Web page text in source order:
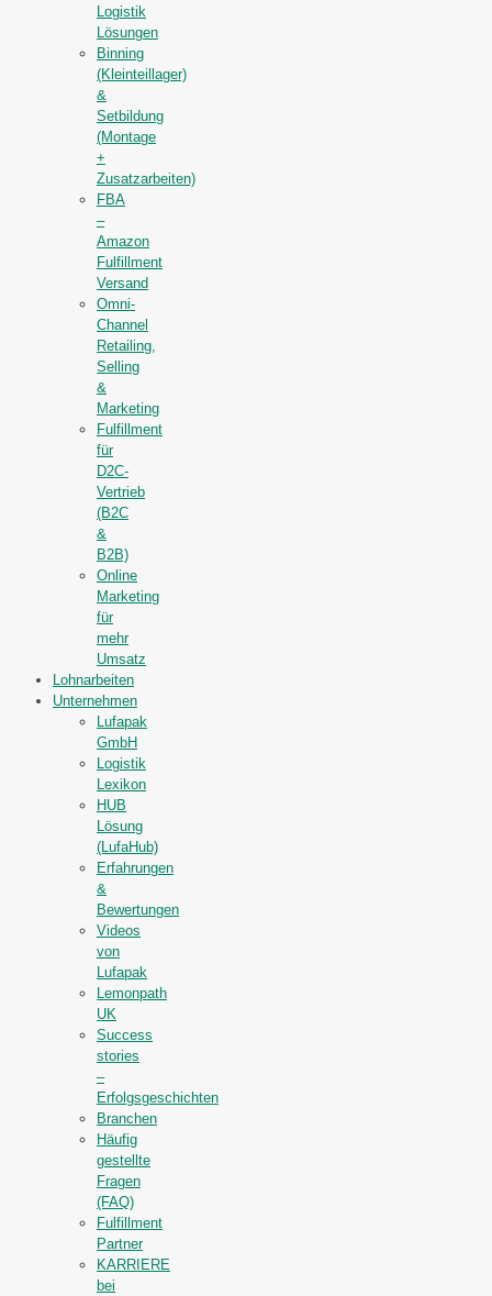
Logistik
Lösungen
Binning
(Kleinteillager)
&
Setbildung
(Montage
+
Zusatzarbeiten)
FBA
–
Amazon
Fulfillment
Versand
Omni-
Channel
Retailing,
Selling
&
Marketing
Fulfillment
für
D2C-
Vertrieb
(B2C
&
B2B)
Online
Marketing
für
mehr
Umsatz
Lohnarbeiten
Unternehmen
Lufapak
GmbH
Logistik
Lexikon
HUB
Lösung
(LufaHub)
Erfahrungen
&
Bewertungen
Videos
von
Lufapak
Lemonpath
UK
Success
stories
–
Erfolgsgeschichten
Branchen
Häufig
gestellte
Fragen
(FAQ)
Fulfillment
Partner
KARRIERE
bei